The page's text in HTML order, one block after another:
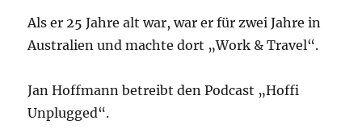
Als er 25 Jahre alt war, war er für zwei Jahre in
Australien und machte dort „Work & Travel“.
Jan Hoffmann betreibt den Podcast „Hoffi
Unplugged“.